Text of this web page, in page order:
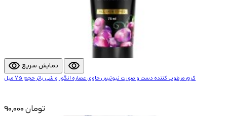
visibility نمایش سریع visibility
کرم مرطوب کننده دست و صورت نیوتیس حاوی عصاره انگور و شی باتر حجم 75 میل
90,000 تومان